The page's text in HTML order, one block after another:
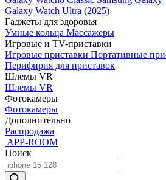
Galaxy Watch Ultra (2025)
Гаджеты для здоровья
Умные кольца Массажеры
Игровые и TV-приставки
Игровые приставки Портативные
Перифирия для приставок
Шлемы VR
Шлемы VR
Фотокамеры
Фотокамеры
Дополнительно
Распродажа
APP-ROOM
Поиск
Поиск
товаров